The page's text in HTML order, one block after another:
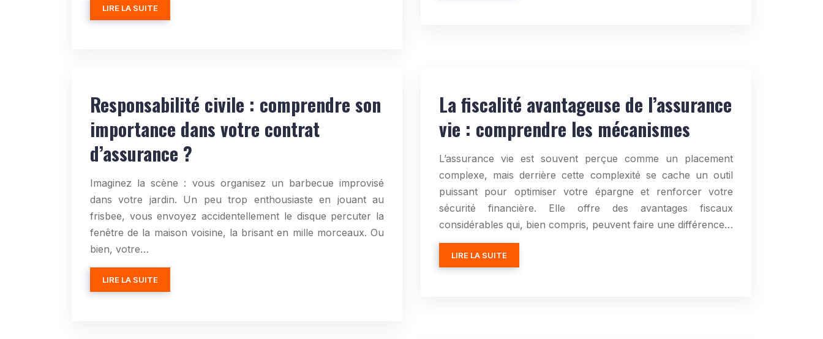
LIRE LA SUITE
Responsabilité civile : comprendre son
importance dans votre contrat
d’assurance ?
Imaginez la scène : vous organisez un barbecue improvisé
dans votre jardin. Un peu trop enthousiaste en jouant au
frisbee, vous envoyez accidentellement le disque percuter la
fenêtre de la maison voisine, la brisant en mille morceaux. Ou
bien, votre…
LIRE LA SUITE
La fiscalité avantageuse de l’assurance
vie : comprendre les mécanismes
L’assurance vie est souvent perçue comme un placement
complexe, mais derrière cette complexité se cache un outil
puissant pour optimiser votre épargne et renforcer votre
sécurité financière. Elle offre des avantages fiscaux
considérables qui, bien compris, peuvent faire une différence…
LIRE LA SUITE